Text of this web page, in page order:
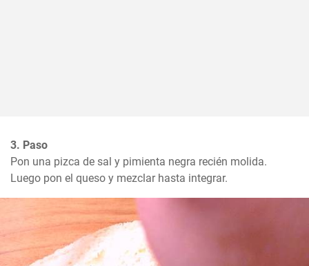
3. Paso
Pon una pizca de sal y pimienta negra recién molida.
Luego pon el queso y mezclar hasta integrar.